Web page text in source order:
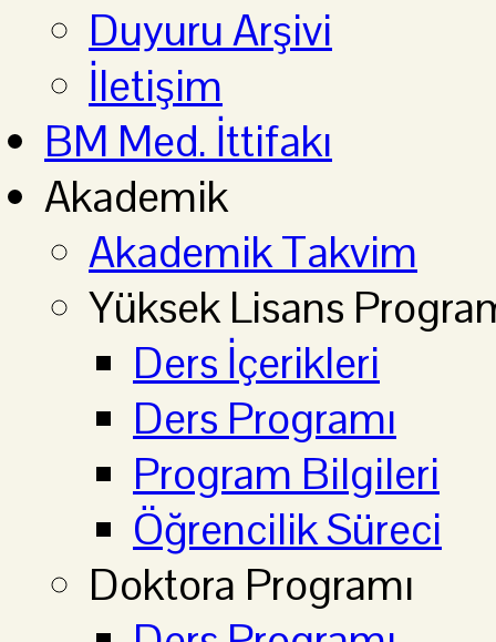
Duyuru Arşivi
İletişim
BM Med. İttifakı
Akademik
Akademik Takvim
Yüksek Lisans
Ders İçerikleri
Ders Programı
Program Bilgileri
Öğrencilik Süreci
Doktora Programı